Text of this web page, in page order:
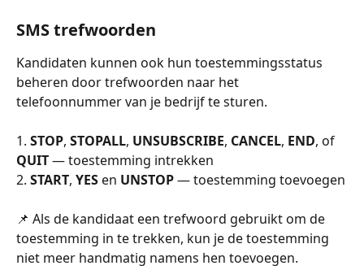
SMS trefwoorden
Kandidaten kunnen ook hun toestemmingsstatus
beheren door trefwoorden naar het
telefoonnummer van je bedrijf te sturen.
1. STOP, STOPALL, UNSUBSCRIBE, CANCEL, END, of
QUIT — toestemming intrekken
2. START, YES en UNSTOP — toestemming toevoegen
📌 Als de kandidaat een trefwoord gebruikt om de
toestemming in te trekken, kun je de toestemming
niet meer handmatig namens hen toevoegen.